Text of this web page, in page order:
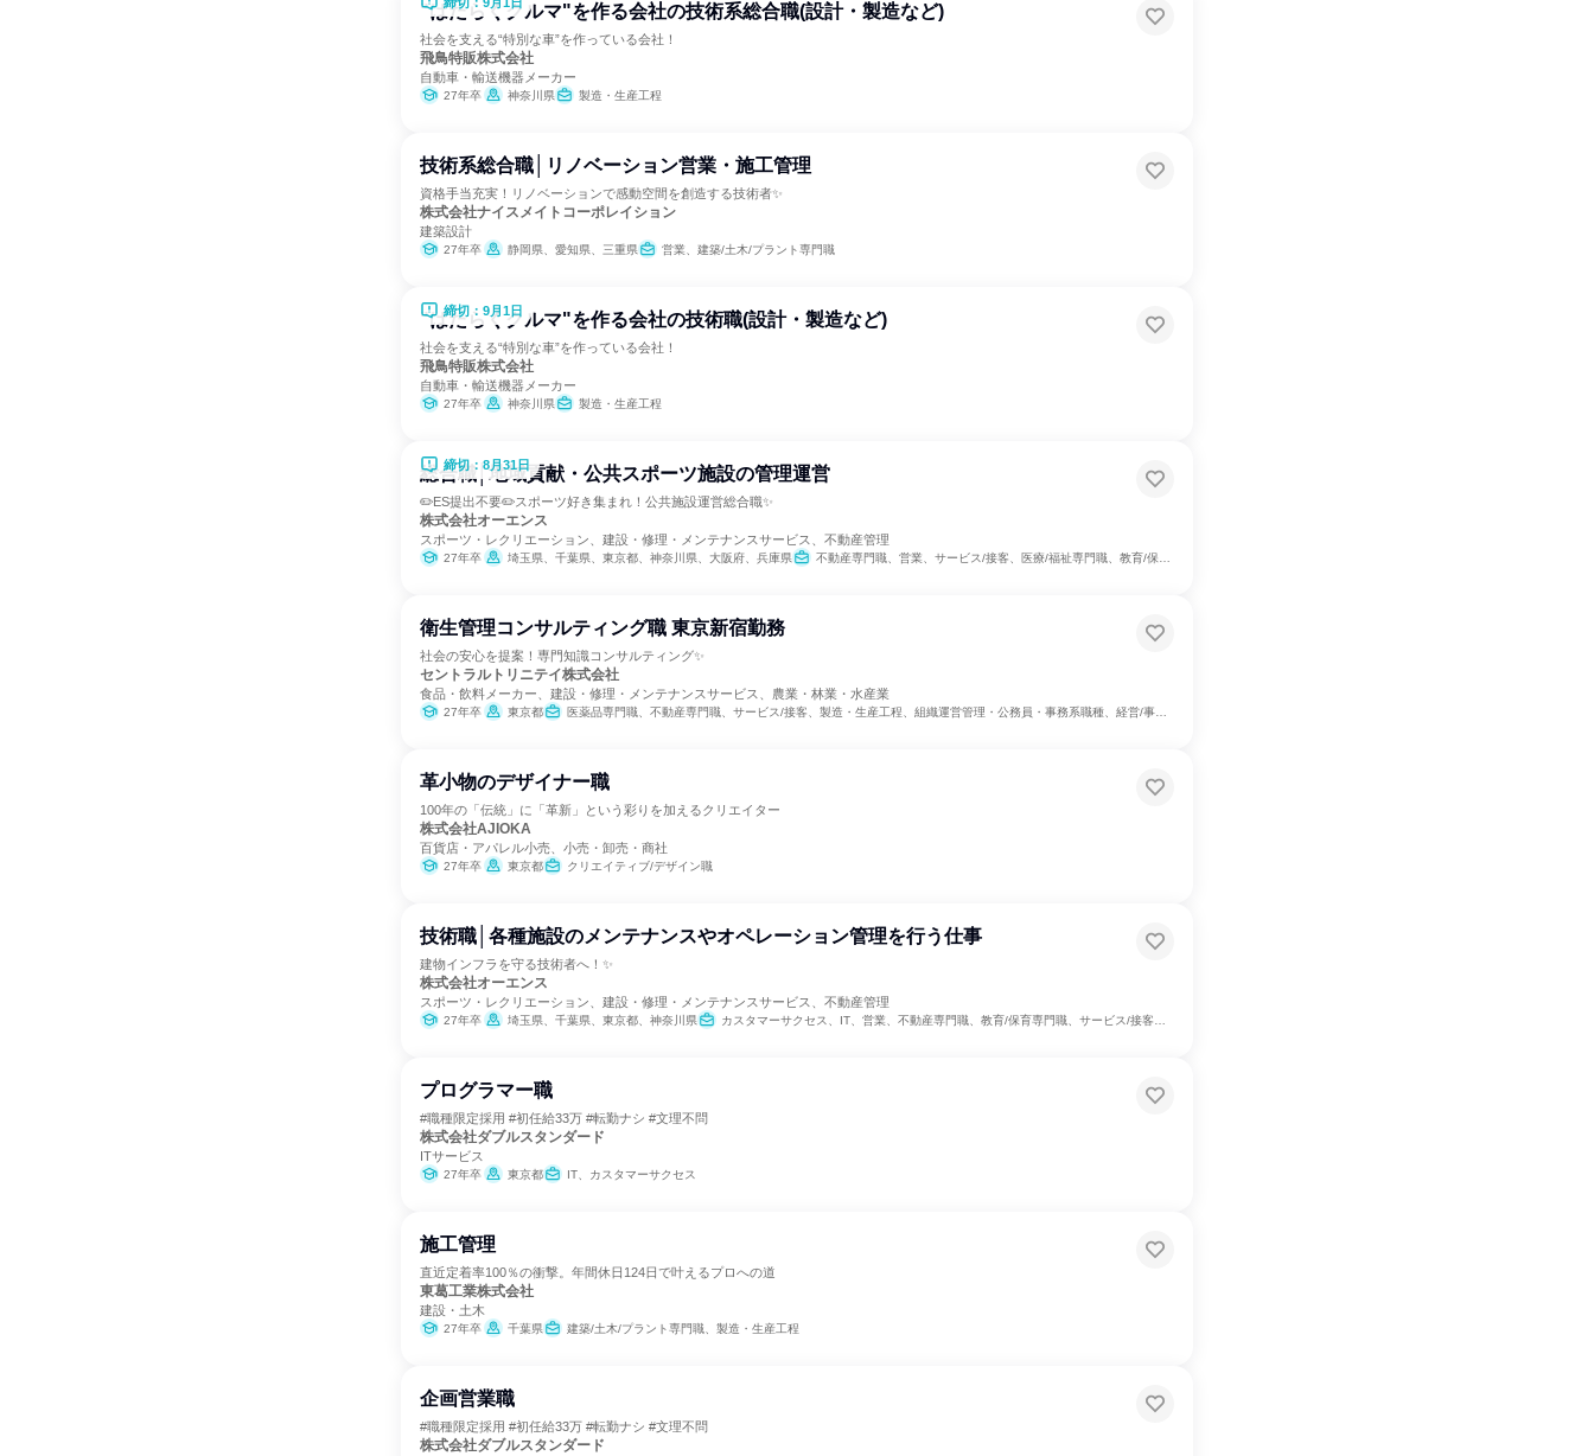
"はたらくクルマ"を作る会社の技術系総合職(設計・製造など)
社会を支える“特別な車”を作っている会社！
飛鳥特販株式会社
自動車・輸送機器メーカー
27年卒 神奈川県 製造・生産工程
技術系総合職│リノベーション営業・施工管理
資格手当充実！リノベーションで感動空間を創造する技術者✨
株式会社ナイスメイトコーポレイション
建築設計
27年卒 静岡県、愛知県、三重県 営業、建築/土木/プラント専門職
締切：9月1日
"はたらくクルマ"を作る会社の技術職(設計・製造など)
社会を支える“特別な車”を作っている会社！
飛鳥特販株式会社
自動車・輸送機器メーカー
27年卒 神奈川県 製造・生産工程
締切：8月31日
総合職│地域貢献・公共スポーツ施設の管理運営
✏️ES提出不要✏️スポーツ好き集まれ！公共施設運営総合職✨
株式会社オーエンス
スポーツ・レクリエーション、建設・修理・メンテナンスサービス、不動産管理
27年卒 埼玉県、千葉県、東京都、神奈川県、大阪府、兵庫県 不動産専門職、営業、サービス/接客、医療/福祉専門職、教育/保育専門職、小売販売/流通、バックオフィス・事務・受付、組織運営管理・公務員・事務系職種、建築/土木/プラント専門職、製造・生産工程
衛生管理コンサルティング職 東京新宿勤務
社会の安心を提案！専門知識コンサルティング✨
セントラルトリニテイ株式会社
食品・飲料メーカー、建設・修理・メンテナンスサービス、農業・林業・水産業
27年卒 東京都 医薬品専門職、不動産専門職、サービス/接客、製造・生産工程、組織運営管理・公務員・事務系職種、経営/事業企画
革小物のデザイナー職
100年の「伝統」に「革新」という彩りを加えるクリエイター
株式会社AJIOKA
百貨店・アパレル小売、小売・卸売・商社
27年卒 東京都 クリエイティブ/デザイン職
技術職│各種施設のメンテナンスやオペレーション管理を行う仕事
建物インフラを守る技術者へ！✨
株式会社オーエンス
スポーツ・レクリエーション、建設・修理・メンテナンスサービス、不動産管理
27年卒 埼玉県、千葉県、東京都、神奈川県 カスタマーサクセス、IT、営業、不動産専門職、教育/保育専門職、サービス/接客、建築/土木/プラント専門職、バックオフィス・事務・受付、組織運営管理・公務員・事務系職種、製造・生産工程
プログラマー職
#職種限定採用 #初任給33万 #転勤ナシ #文理不問
株式会社ダブルスタンダード
ITサービス
27年卒 東京都 IT、カスタマーサクセス
施工管理
直近定着率100％の衝撃。年間休日124日で叶えるプロへの道
東葛工業株式会社
建設・土木
27年卒 千葉県 建築/土木/プラント専門職、製造・生産工程
企画営業職
#職種限定採用 #初任給33万 #転勤ナシ #文理不問
株式会社ダブルスタンダード